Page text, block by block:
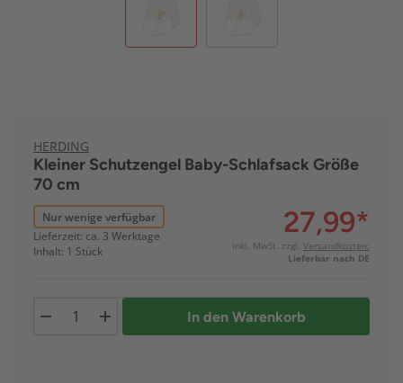
HERDING
Kleiner Schutzengel Baby-Schlafsack Größe
70 cm
Nur wenige verfügbar
Lieferzeit: ca. 3 Werktage
Inhalt: 1 Stück
27,99*
inkl. MwSt. zzgl. Versandkosten:
Lieferbar nach DE
In den Warenkorb